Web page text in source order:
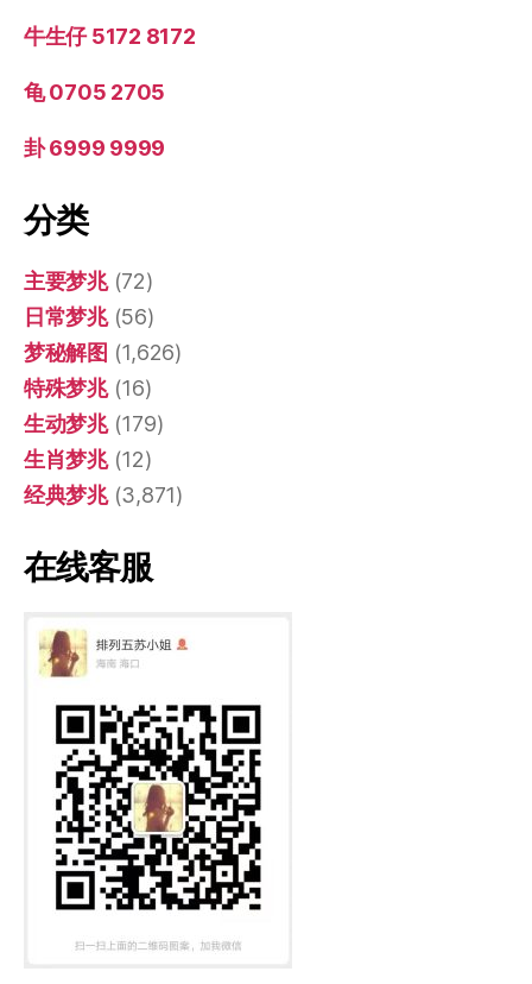
牛生仔 5172 8172
龟 0705 2705
卦 6999 9999
分类
主要梦兆(72)
日常梦兆(56)
梦秘解图 (1,626)
特殊梦兆(16)
生动梦兆(179)
生肖梦兆(12)
经典梦兆(3,871)
在线客服